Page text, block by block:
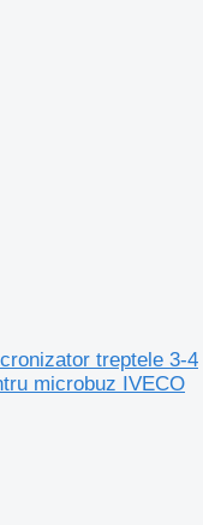
treptele 3-4
microbuz IVECO